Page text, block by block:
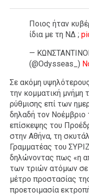
Ποιος ήταν
ίδια με τη ΝΔ ;
—
(@Odysseas_)
Σε ακόμη
την κομματική μνήμη
ρύθμισης επί των
δηλαδή τον Νοέμβριο
επίσκεψης του
στην Αθήνα, τη
Γραμματέας του
δηλώνοντας πως «η
των τριών ατόμων σε
μέτρο προστασίας
προετοιμασία